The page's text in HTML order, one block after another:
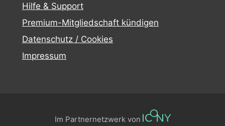
Hilfe & Support
Premium-Mitgliedschaft kündigen
Datenschutz / Cookies
Impressum
Im Partnernetzwerk von